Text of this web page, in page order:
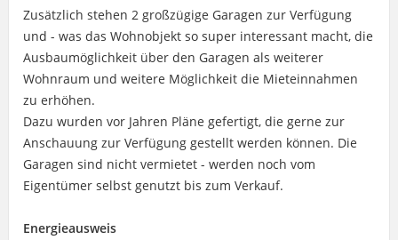
Zusätzlich stehen 2 großzügige Garagen zur Verfügung
und - was das Wohnobjekt so super interessant macht, die
Ausbaumöglichkeit über den Garagen als weiterer
Wohnraum und weitere Möglichkeit die Mieteinnahmen
zu erhöhen.
Dazu wurden vor Jahren Pläne gefertigt, die gerne zur
Anschauung zur Verfügung gestellt werden können. Die
Garagen sind nicht vermietet - werden noch vom
Eigentümer selbst genutzt bis zum Verkauf.
Energieausweis